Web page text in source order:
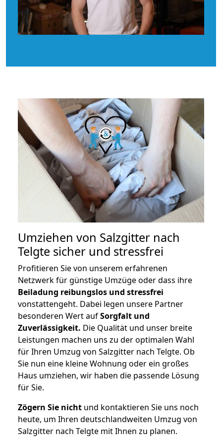
Umziehen von Salzgitter nach
Telgte sicher und stressfrei
Profitieren Sie von unserem erfahrenen
Netzwerk für günstige Umzüge oder dass ihre
Beiladung reibungslos und stressfrei
vonstattengeht. Dabei legen unsere Partner
besonderen Wert aufSorgfalt und
Zuverlässigkeit. Die Qualität und unser breite
Leistungen machen uns zu der optimalen Wahl
für Ihren Umzug von Salzgitter nach Telgte. Ob
Sie nun eine kleine Wohnung oder ein großes
Haus umziehen, wir haben die passende Lösung
für Sie.
Zögern Sie nicht und kontaktieren Sie uns noch
heute, um Ihren deutschlandweiten Umzug von
Salzgitter nach Telgte mit Ihnen zu planen.